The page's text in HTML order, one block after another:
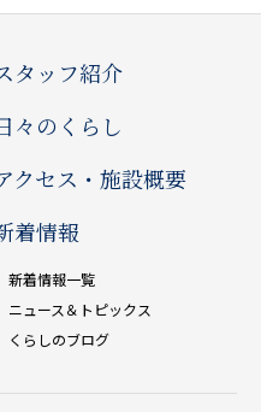
タッフ紹介
々のくらし
クセス・施設概要
着情報
新着情報一覧
ニュース＆トピックス
くらしのブログ